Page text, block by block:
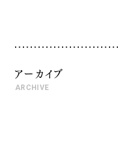
アーカイブ
ARCHIVE